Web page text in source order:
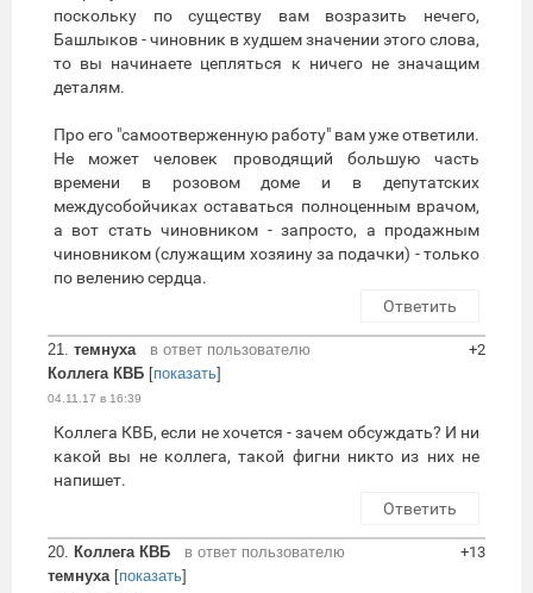
поскольку по существу вам возразить нечего,
Башлыков - чиновник в худшем значении этого слова,
то вы начинаете цепляться к ничего не значащим
деталям.
Про его "самоотверженную работу" вам уже ответили.
Не может человек проводящий большую часть
времени в розовом доме и в депутатских
междусобойчиках оставаться полноценным врачом,
а вот стать чиновником - запросто, а продажным
чиновником (служащим хозяину за подачки) - только
по велению сердца.
Ответить
21. темнуха
в ответ пользователю
Коллега КВБ [показать]
04.11.17 в 16:39
+2
Коллега КВБ, если не хочется - зачем обсуждать? И ни
какой вы не коллега, такой фигни никто из них не
напишет.
Ответить
20. Коллега КВБ
в ответ пользователю
темнуха[показать]
+13